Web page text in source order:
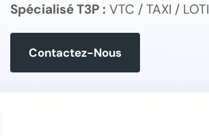
Spécialisé T3P : VTC / TAXI / LOTI
Contactez-Nous